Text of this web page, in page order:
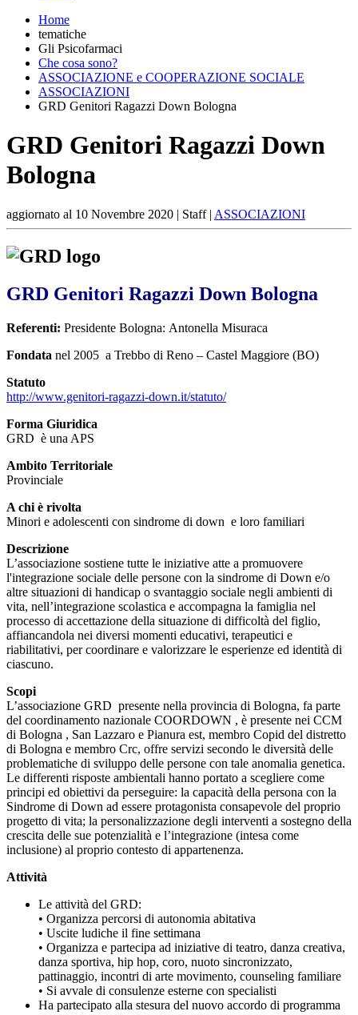
Home
tematiche
Gli Psicofarmaci
Che cosa sono?
ASSOCIAZIONE e COOPERAZIONE SOCIALE
ASSOCIAZIONI
GRD Genitori Ragazzi Down Bologna
GRD Genitori Ragazzi Down
Bologna
aggiornato al 10 Novembre 2020 | Staff | ASSOCIAZIONI
GRD Genitori Ragazzi Down Bologna
Referenti: Presidente Bologna: Antonella Misuraca
Fondata nel 2005 a Trebbo di Reno – Castel Maggiore (BO)
Statuto
http://www.genitori-ragazzi-down.it/statuto/
Forma Giuridica
GRD è una APS
Ambito Territoriale
Provinciale
A chi è rivolta
Minori e adolescenti con sindrome di down e loro familiari
Descrizione
L’associazione sostiene tutte le iniziative atte a promuovere
l'integrazione sociale delle persone con la sindrome di Down e/o
altre situazioni di handicap o svantaggio sociale negli ambienti di
vita, nell’integrazione scolastica e accompagna la famiglia nel
processo di accettazione della situazione di difficoltà del figlio,
affiancandola nei diversi momenti educativi, terapeutici e
riabilitativi, per coordinare e valorizzare le esperienze ed identità di
ciascuno.
Scopi
L’associazione GRD presente nella provincia di Bologna, fa parte
del coordinamento nazionale COORDOWN , è presente nei CCM
di Bologna , San Lazzaro e Pianura est, membro Copid del distretto
di Bologna e membro Crc, offre servizi secondo le diversità delle
problematiche di sviluppo delle persone con tale anomalia genetica.
Le differenti risposte ambientali hanno portato a scegliere come
principi ed obiettivi da perseguire: la capacità della persona con la
Sindrome di Down ad essere protagonista consapevole del proprio
progetto di vita; la personalizzazione degli interventi a sostegno della
crescita delle sue potenzialità e l’integrazione (intesa come
inclusione) al proprio contesto di appartenenza.
Attività
Le attività del GRD:
• Organizza percorsi di autonomia abitativa
• Uscite ludiche il fine settimana
• Organizza e partecipa ad iniziative di teatro, danza creativa,
danza sportiva, hip hop, coro, nuoto sincronizzato,
pattinaggio, incontri di arte movimento, counseling familiare
• Si avvale di consulenze esterne con specialisti
Ha partecipato alla stesura del nuovo accordo di programma